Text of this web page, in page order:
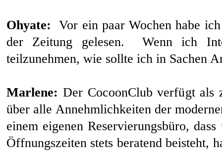
Ohyate: Vor ein paar Wochen habe
der Zeitung gelesen. Wenn ich
teilzunehmen, wie sollte ich in Sachen
Marlene: Der CocoonClub verfügt als
über alle Annehmlichkeiten der
einem eigenen Reservierungsbüro,
Öffnungszeiten stets beratend beisteht,